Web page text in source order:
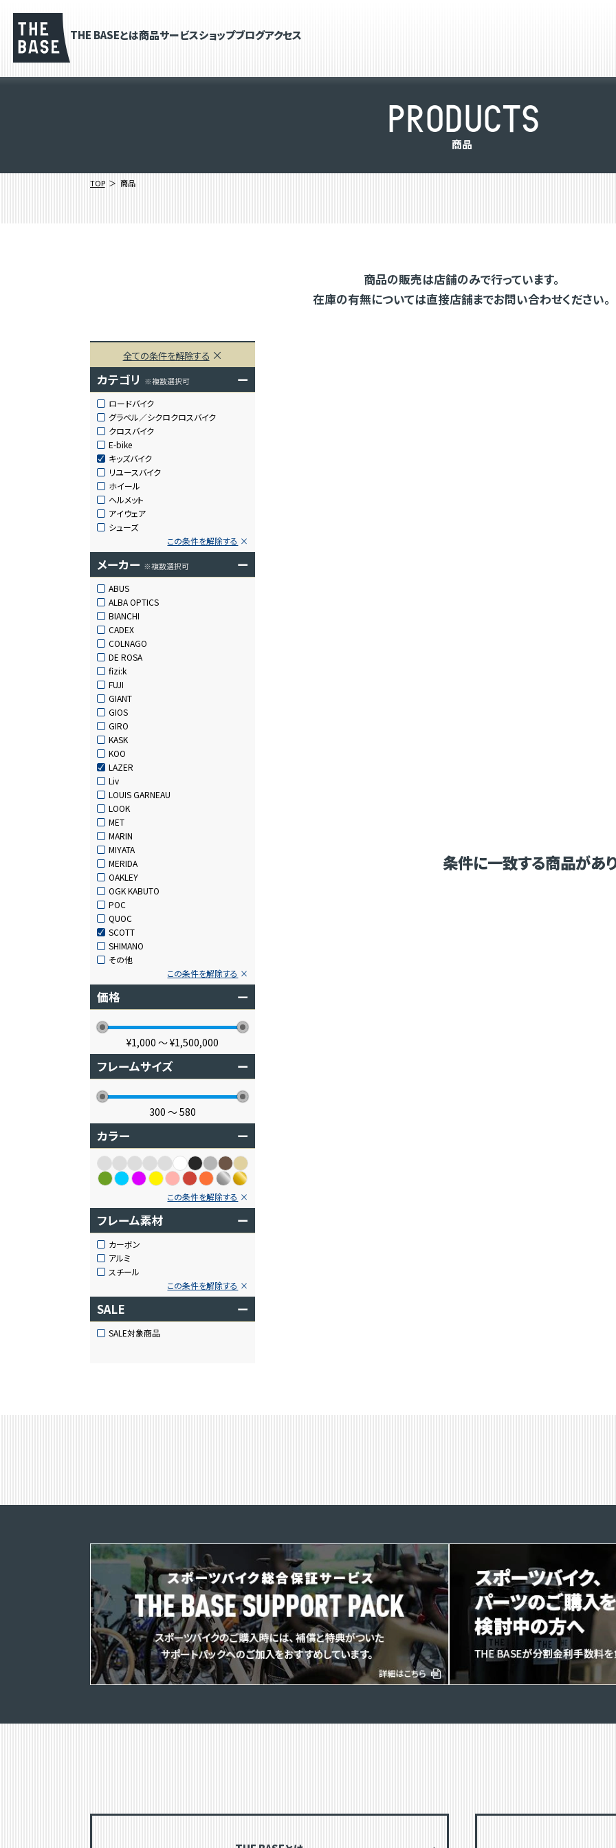
THE BASEとは商品サービスショップブログアクセス
PRODUCTS
商品
TOP 商品
商品の販売は店舗のみで行っています。
在庫の有無については直接店舗までお問い合わせください。
全ての条件を解除する
カテゴリ ※複数選択可 ー
ロードバイク
グラベル／シクロクロスバイク
クロスバイク
E-bike
キッズバイク
リユースバイク
ホイール
ヘルメット
アイウェア
シューズ
この条件を解除する
メーカー ※複数選択可 ー
ABUS
ALBA OPTICS
BIANCHI
CADEX
COLNAGO
DE ROSA
fizi:k
FUJI
GIANT
GIOS
GIRO
KASK
KOO
LAZER
Liv
LOUIS GARNEAU
LOOK
MET
MARIN
MIYATA
MERIDA
OAKLEY
OGK KABUTO
POC
QUOC
SCOTT
SHIMANO
その他
この条件を解除する
価格 ー
¥1,000 〜¥1,500,000
フレームサイズ ー
300 〜580
カラー ー
この条件を解除する
フレーム素材 ー
カーボン
アルミ
スチール
この条件を解除する
SALE ー
SALE対象商品
条件に一致する商品があ